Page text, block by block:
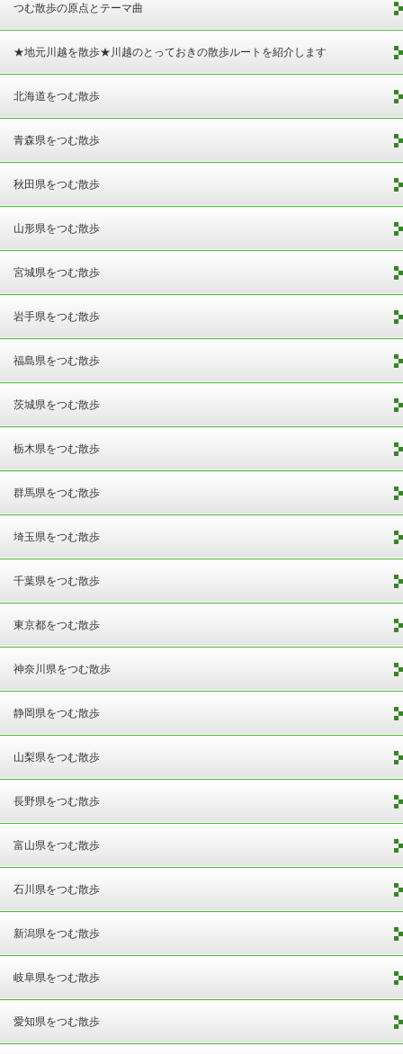
つむ散歩の原点とテーマ曲
★地元川越を散歩★川越のとっておきの散歩ルートを紹介します
北海道をつむ散歩
青森県をつむ散歩
秋田県をつむ散歩
山形県をつむ散歩
宮城県をつむ散歩
岩手県をつむ散歩
福島県をつむ散歩
茨城県をつむ散歩
栃木県をつむ散歩
群馬県をつむ散歩
埼玉県をつむ散歩
千葉県をつむ散歩
東京都をつむ散歩
神奈川県をつむ散歩
静岡県をつむ散歩
山梨県をつむ散歩
長野県をつむ散歩
富山県をつむ散歩
石川県をつむ散歩
新潟県をつむ散歩
岐阜県をつむ散歩
愛知県をつむ散歩